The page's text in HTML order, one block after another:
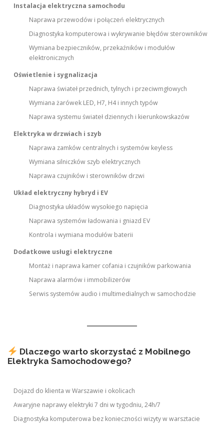
Instalacja elektryczna samochodu
Naprawa przewodów i połączeń elektrycznych
Diagnostyka komputerowa i wykrywanie błędów sterowników
Wymiana bezpieczników, przekaźników i modułów
elektronicznych
Oświetlenie i sygnalizacja
Naprawa świateł przednich, tylnych i przeciwmgłowych
Wymiana żarówek LED, H7, H4 i innych typów
Naprawa systemu świateł dziennych i kierunkowskazów
Elektryka w drzwiach i szyb
Naprawa zamków centralnych i systemów keyless
Wymiana silniczków szyb elektrycznych
Naprawa czujników i sterowników drzwi
Układ elektryczny hybryd i EV
Diagnostyka układów wysokiego napięcia
Naprawa systemów ładowania i gniazd EV
Kontrola i wymiana modułów baterii
Dodatkowe usługi elektryczne
Montaż i naprawa kamer cofania i czujników parkowania
Naprawa alarmów i immobilizerów
Serwis systemów audio i multimedialnych w samochodzie
Dlaczego warto skorzystać z Mobilnego
Elektryka Samochodowego?
Dojazd do klienta w Warszawie i okolicach
Awaryjne naprawy elektryki 7 dni w tygodniu, 24h/7
Diagnostyka komputerowa bez konieczności wizyty w warsztacie